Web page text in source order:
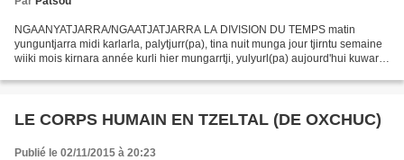
NGAANYATJARRA/NGAATJATJARRA LA DIVISION DU TEMPS matin
yunguntjarra midi karlarla, palytjurr(pa), tina nuit munga jour tjirntu semaine
wiiki mois kirnara année kurli hier mungarrtji, yulyurl(pa) aujourd'hui kuwarri,
LE CORPS HUMAIN EN TZELTAL (DE OXCHUC)
Publié le 02/11/2015 à 20:23